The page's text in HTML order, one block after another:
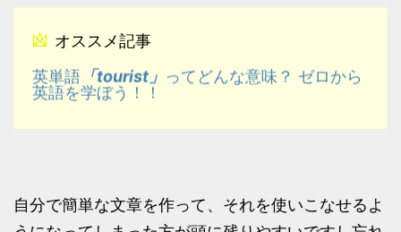
オススメ記事
英単語 「tourist」 ってどんな意味？ ゼロから
英語を学ぼう！！
自分で簡単な文章を作って、それを使いこなせるよ